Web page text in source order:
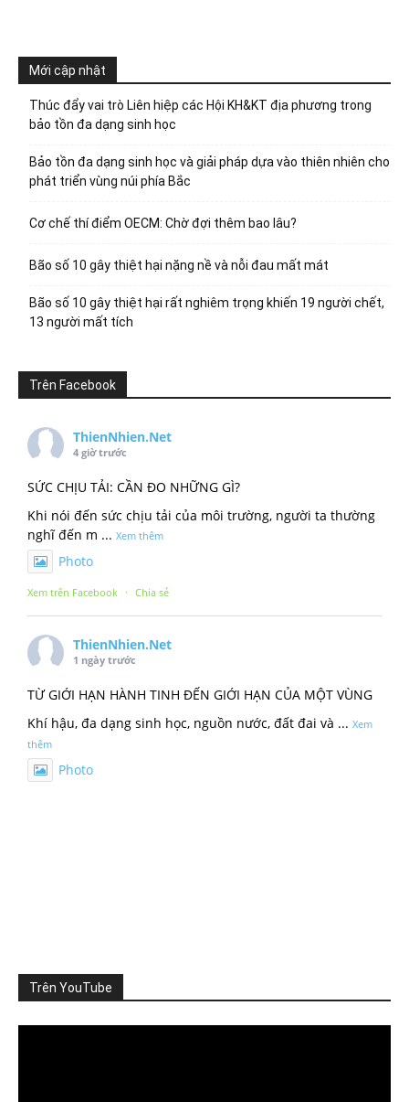
Mới cập nhật
Thúc đẩy vai trò Liên hiệp các Hội KH&KT địa phương trong
bảo tồn đa dạng sinh học
Bảo tồn đa dạng sinh học và giải pháp dựa vào thiên nhiên cho
phát triển vùng núi phía Bắc
Cơ chế thí điểm OECM: Chờ đợi thêm bao lâu?
Bão số 10 gây thiệt hại nặng nề và nỗi đau mất mát
Bão số 10 gây thiệt hại rất nghiêm trọng khiến 19 người chết,
13 người mất tích
Trên Facebook
ThienNhien.Net
4 giờ trước
SỨC CHỊU TẢI: CẦN ĐO NHỮNG GÌ?
Khi nói đến sức chịu tải của môi trường, người ta thường
nghĩ đến m ... Xem thêm
Photo
Xem trên Facebook · Chia sẻ
ThienNhien.Net
1 ngày trước
TỪ GIỚI HẠN HÀNH TINH ĐẾN GIỚI HẠN CỦA MỘT VÙNG
Khí hậu, đa dạng sinh học, nguồn nước, đất đai và ... Xem
thêm
Photo
Photo
Trên YouTube